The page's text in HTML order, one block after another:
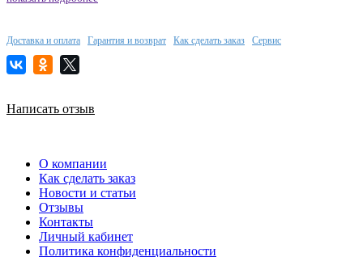
Доставка и оплата Гарантия и возврат Как сделать заказ Сервис
Написать отзыв
О компании
Как сделать заказ
Новости и статьи
Отзывы
Контакты
Личный кабинет
Политика конфиденциальности